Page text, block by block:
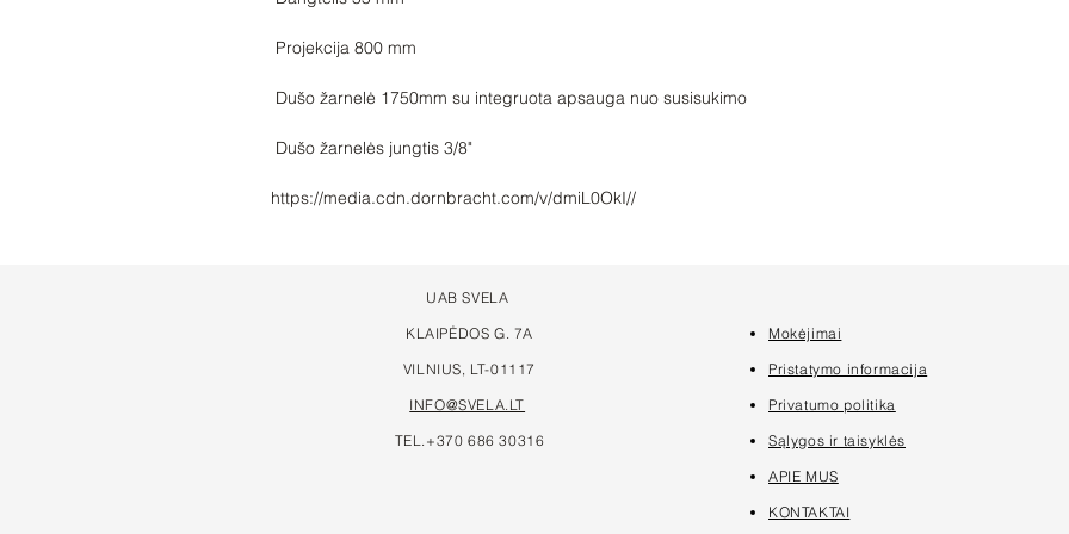
https://media.cdn.dornbracht.com/v/dmiL0OkI//
UAB SVELA
KLAIPĖDOS G. 7A
VILNIUS, LT-01117
INFO@SVELA.LT
TEL.+370 686 30316
Mokėjimai
Pristatymo informacija
Privatumo politika
Sąlygos ir taisyklės
APIE MUS
KONTAKTAI